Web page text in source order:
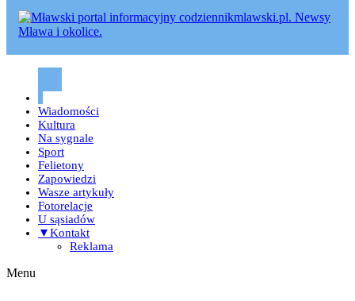
Codziennik mławski – Mława
Wiadomości
Kultura
Na sygnale
Sport
Felietony
Zapowiedzi
Wasze artykuły
Fotorelacje
U sąsiadów
▼Kontakt
Reklama
Menu